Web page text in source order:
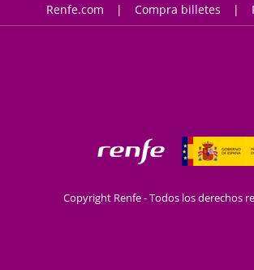
Renfe.com Compra billetes
Copyright Renfe - Todos los derechos